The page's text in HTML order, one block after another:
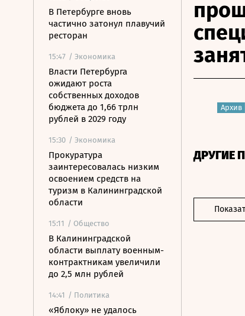
В Петербурге вновь
частично затонул плавучий
ресторан
15:47 / Экономика
Власти Петербурга
ожидают роста
собственных доходов
бюджета до 1,66 трлн
рублей в 2029 году
15:30 / Экономика
Прокуратура
заинтересовалась низким
освоением средств на
туризм в Калининградской
области
15:11 / Общество
В Калининградской
области выплату военным-
контрактникам увеличили
до 2,5 млн рублей
14:41 / Политика
«Яблоку» не удалось
Архив
ДРУГИЕ